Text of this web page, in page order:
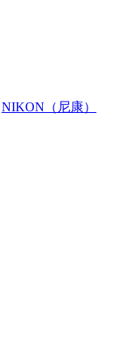
NIKON（尼康）